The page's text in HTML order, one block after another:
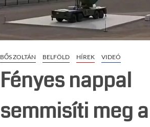
BŐS ZOLTÁN BELFÖLD HÍREK VIDEÓ
Fényes nappal
semmisíti meg a